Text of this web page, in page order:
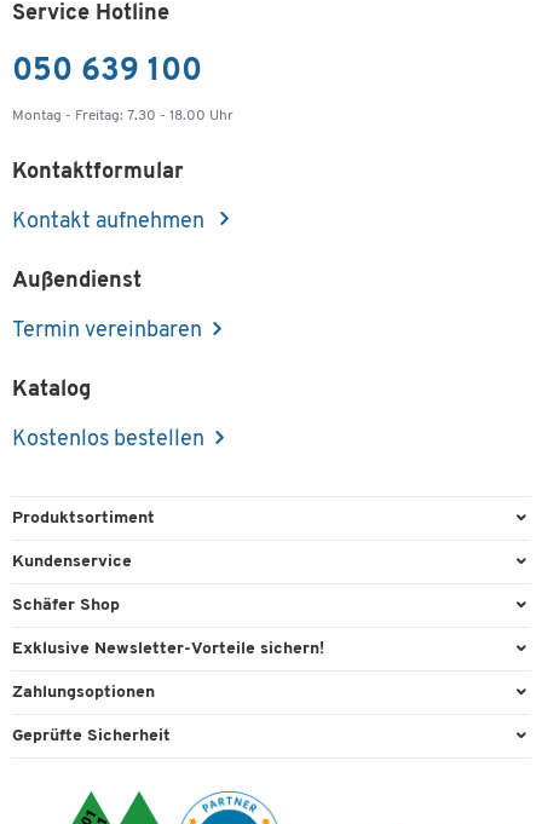
Service Hotline
050 639 100
Montag - Freitag: 7.30 - 18.00 Uhr
Kontaktformular
Kontakt aufnehmen
Außendienst
Termin vereinbaren
Katalog
Kostenlos bestellen
Produktsortiment
Büroausstattung
Reinigung & Hygiene
Technik
Umwelttechnik
Kundenservice
Direktbestellung
Recycling
Lieferinformationen
Rufnummernüberblick
Schäfer Shop
Services & Leistungen
Workplace Solutions
Exklusive Newsletter-Vorteile sichern!
Willkommensgeschenk
Expertenwissen
Zahlungsoptionen
Paypal
Bankeinzug
Geprüfte Sicherheit